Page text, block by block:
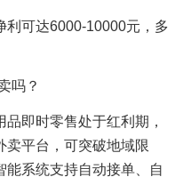
利可达6000-10000元，多
吗？
即时零售处于红利期，
卖平台，可突破地域限
能系统支持自动接单、自